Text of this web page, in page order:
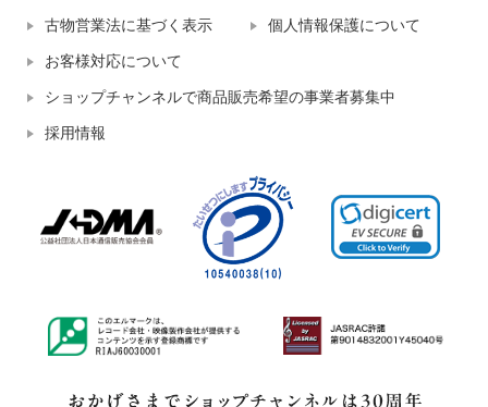
古物営業法に基づく表示 個人情報保護について
お客様対応について
ショップチャンネルで商品販売希望の事業者募集中
採用情報